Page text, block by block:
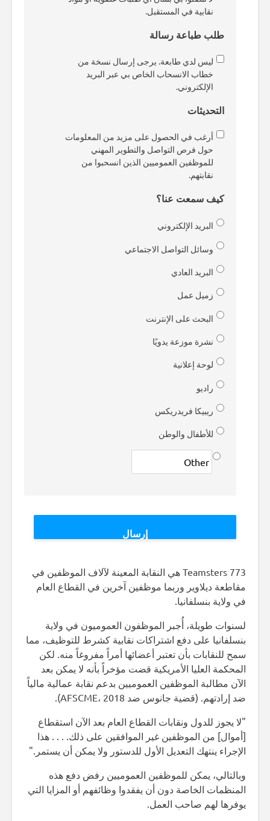
نقابية في المستقبل.
طلب طباعة رسالة
ليس لدي طابعة. يرجى إرسال نسخة من
خطاب الانسحاب الخاص بي عبر البريد
الإلكتروني.
التحديثات
أرغب في الحصول على مزيد من المعلومات
حول فرص التواصل والتطوير المهني
للموظفين العموميين الذين انسحبوا من
نقابتهم.
كيف سمعت عنا؟
البريد الإلكتروني
وسائل التواصل الاجتماعي
البريد العادي
زميل عمل
البحث على الإنترنت
نشرة موزعة يدويًا
لوحة إعلانية
راديو
ريبيكا فريدريكس
للأطفال والوطن
Teamsters 773 هي النقابة المعينة لآلاف الموظفين في
مقاطعة ديلاوير وربما موظفين آخرين في القطاع العام
في ولاية بنسلفانيا.
لسنوات طويلة، أُجبر الموظفون العموميون في ولاية
بنسلفانيا على دفع اشتراكات نقابية كشرط للتوظيف، مما
سمح للنقابات بأن تعتبر أعضائها أمراً مفروغاً منه. لكن
المحكمة العليا الأمريكية قضت مؤخراً بأنه لا يمكن بعد
الآن مطالبة الموظفين العموميين بدعم نقابة عمالية مالياً
ضد إرادتهم. (قضية جانوس ضد AFSCME، 2018).
"لا يجوز للدول ونقابات القطاع العام بعد الآن استقطاع
[أموال] من الموظفين غير الموافقين على ذلك. . . . هذا
الإجراء ينتهك التعديل الأول للدستور ولا يمكن أن يستمر."
وبالتالي، يمكن للموظفين العموميين رفض دفع هذه
المنظمات الخاصة دون أن يفقدوا وظائفهم أو المزايا التي
يوفرها لهم صاحب العمل.